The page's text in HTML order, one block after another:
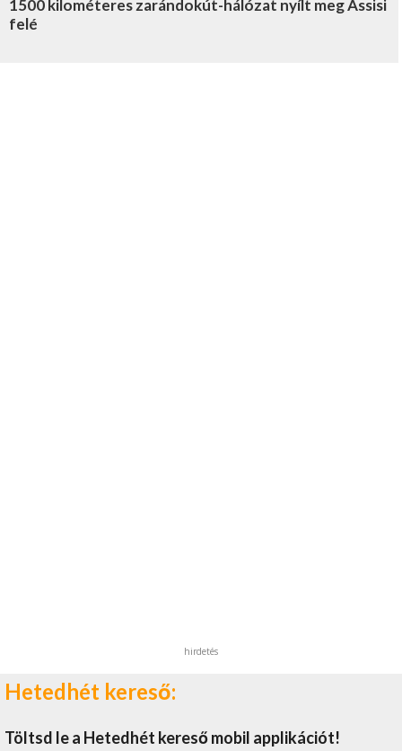
1500 kilométeres zarándokút-hálózat nyílt meg Assisi
felé
hirdetés
Hetedhét kereső:
Töltsd le a Hetedhét kereső mobil applikációt!